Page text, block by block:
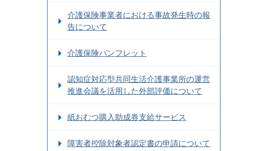
介護保険事業者における事故発生時の報
告について
介護保険パンフレット
認知症対応型共同生活介護事業所の運営
推進会議を活用した外部評価について
紙おむつ購入助成券支給サービス
障害者控除対象者認定書の申請について